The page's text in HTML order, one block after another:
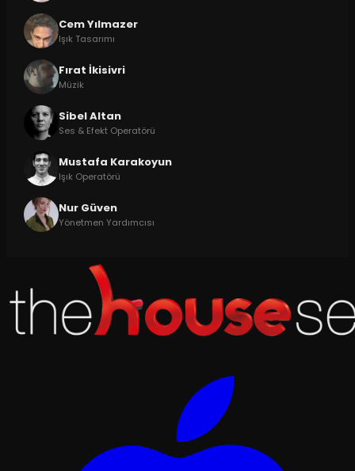
Cem Yılmazer
Işık Tasarımı
Fırat İkisivri
Müzik
Sibel Altan
Ses & Efekt Operatörü
Mustafa Karakoyun
Işık Operatörü
Nur Güven
Yönetmen Yardımcısı